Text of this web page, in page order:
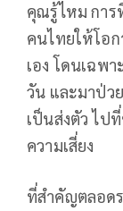
คุณรู้ไหม การ
คนไทยให้โอ
เอง โดนเฉพ
วัน และมาป่ว
เป็นส่งตัว ไป
ความเสี่ยง
ที่สำคัญตลอด